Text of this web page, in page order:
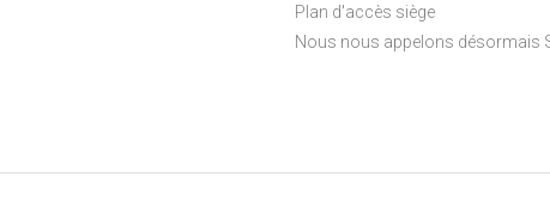
Plan d'accès siège
Nous nous appelons désormais